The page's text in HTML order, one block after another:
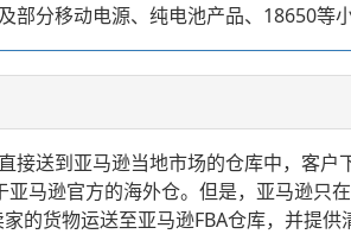
分移动电源、纯电池产品、18650等
送到亚马逊当地市场的仓库中，客
马逊官方的海外仓。但是，亚马逊只
的货物运送至亚马逊FBA仓库，并提供